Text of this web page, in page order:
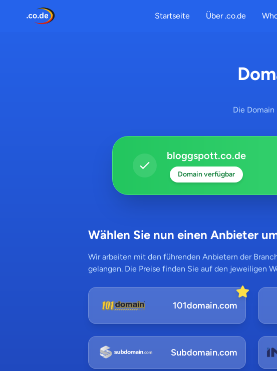
Startseite Über .co.de
Die
bloggspott.co.de
Domain verfügbar
Wählen Sie nun einen Anbieter
Wir arbeiten mit den führenden Anbietern der
gelangen. Die Preise finden Sie auf den jeweiligen
101domain.com
Subdomain.com